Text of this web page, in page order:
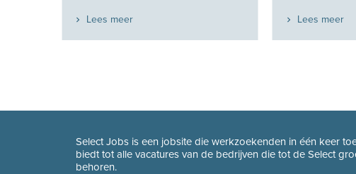
Lees meer Lees meer
Select Jobs is een jobsite die werkzoekenden in één keer
biedt tot alle vacatures van de bedrijven die tot de Select
behoren.